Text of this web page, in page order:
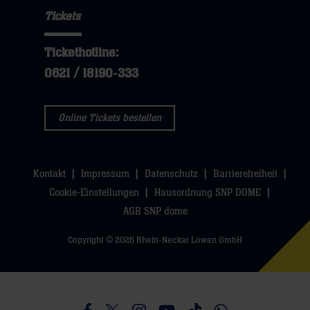
sie
dann
hier
öffnen,
dann
klicken
sie
Tickets
Tickethotline:
0621 / 18190-333
Online Tickets bestellen
Kontakt Impressum Datenschutz
Barrierefreiheit
Cookie-Einstellungen
Hausordnung SNP DOME
AGB SNP dome
Copyright © 2026 Rhein-Neckar Löwen GmbH